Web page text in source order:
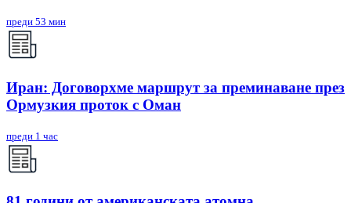
преди 53 мин
Иран: Договорхме маршрут за преминаване през
Ормузкия проток с Оман
преди 1 час